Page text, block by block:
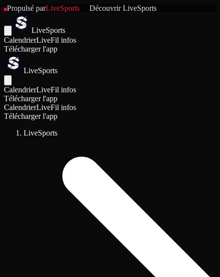
Propulsé parLiveSports DécouvrirLiveSports
LiveSports
CalendrierLiveFil infos
Télécharger l'app
LiveSports
CalendrierLiveFil infos
Télécharger l'app
CalendrierLiveFil infos
Télécharger l'app
LiveSports